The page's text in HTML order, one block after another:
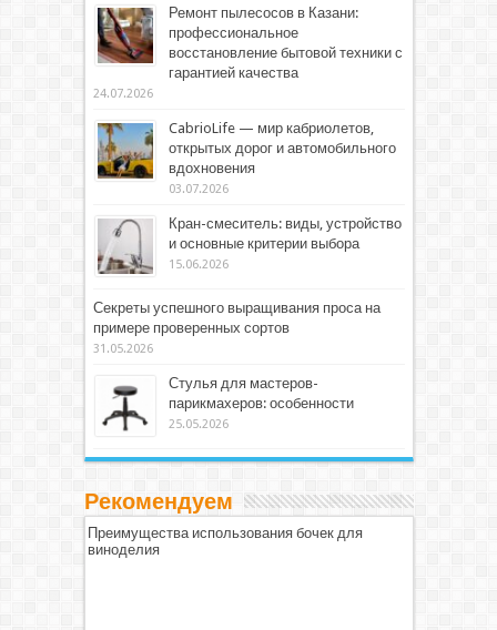
Ремонт пылесосов в Казани:
профессиональное
восстановление бытовой техники с
гарантией качества
24.07.2026
CabrioLife — мир кабриолетов,
открытых дорог и автомобильного
вдохновения
03.07.2026
Кран-смеситель: виды, устройство
и основные критерии выбора
15.06.2026
Секреты успешного выращивания проса на
примере проверенных сортов
31.05.2026
Стулья для мастеров-
парикмахеров: особенности
25.05.2026
Рекомендуем
Преимущества использования бочек для
виноделия